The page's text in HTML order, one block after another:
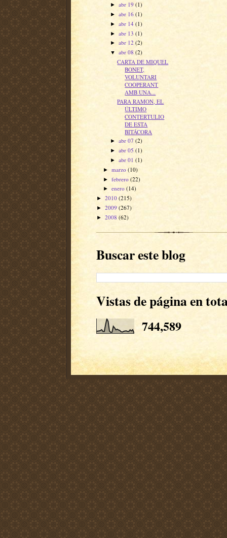
► abr 19 (1)
► abr 16 (1)
► abr 14 (1)
► abr 13 (1)
► abr 12 (2)
▼ abr 08 (2)
CARTA DE MIQUEL
BONET,
VOLUNTARI
COOPERANT
AMB UNA...
PARA RAMON, EL
ÚLTIMO
CONTERTULIO
DE ESTA
BITÁCORA
► abr 07 (2)
► abr 05 (1)
► abr 01 (1)
►marzo(10)
►febrero(22)
►enero(14)
► 2010 (215)
► 2009 (267)
► 2008 (62)
Buscar este blog
Vistas de página en
744,589